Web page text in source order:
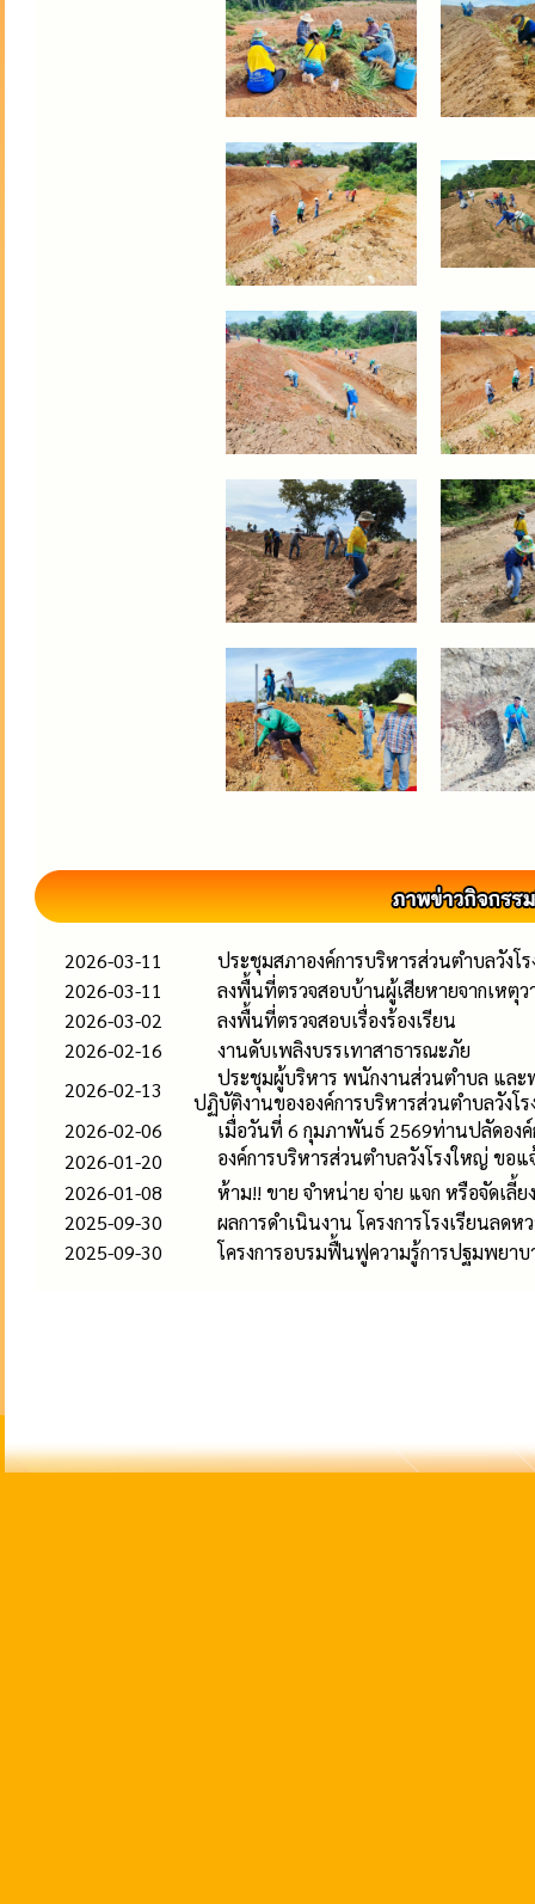
2026-03-11
ประชุมสภาองค์การบริหารส่วนตำบลวัง
2026-03-11
ลงพื้นที่ตรวจสอบบ้านผู้เสียหายจากเหตุว
2026-03-02
ลงพื้นที่ตรวจสอบเรื่องร้องเรียน
2026-02-16
งานดับเพลิงบรรเทาสาธารณะภัย
2026-02-13
ประชุมผู้บริหาร พนักงานส่วนตำบล และ
ปฏิบัติงานขององค์การบริหารส่วนตำบลวังโ
2026-02-06
เมื่อวันที่ 6 กุมภาพันธ์ 2569ท่านปลัดอง
2026-01-20
องค์การบริหารส่วนตำบลวังโรงใหญ่ ข
2026-01-08
ห้าม!! ขาย จำหน่าย จ่าย แจก หรือจัดเลี้
2025-09-30
ผลการดำเนินงาน โครงการโรงเรียนลด
2025-09-30
โครงการอบรมฟื้นฟูความรู้การปฐมพยา